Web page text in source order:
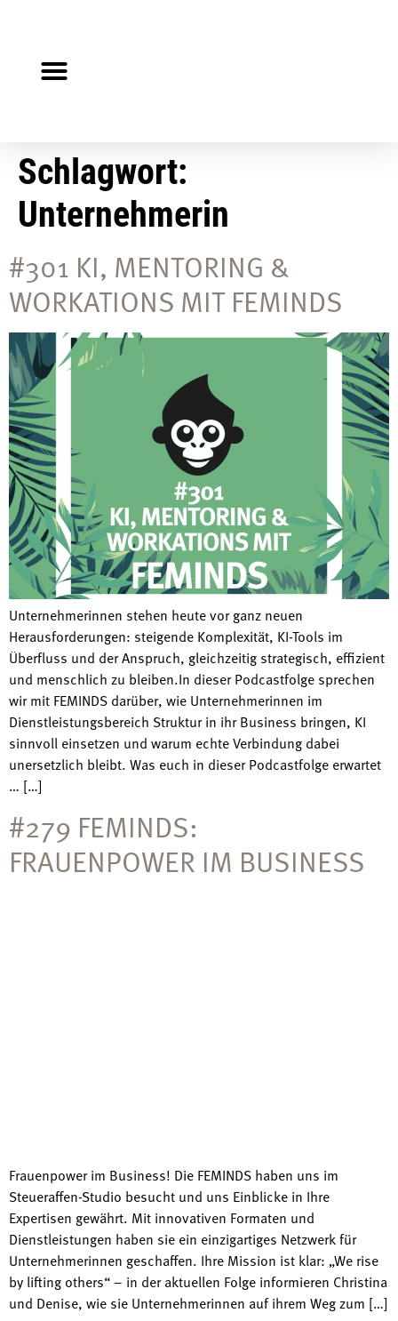
Schlagwort:
Unternehmerin
#301 KI, MENTORING &
WORKATIONS MIT FEMINDS
Unternehmerinnen stehen heute vor ganz neuen
Herausforderungen: steigende Komplexität, KI-Tools im
Überfluss und der Anspruch, gleichzeitig strategisch, effizient
und menschlich zu bleiben.In dieser Podcastfolge sprechen
wir mit FEMINDS darüber, wie Unternehmerinnen im
Dienstleistungsbereich Struktur in ihr Business bringen, KI
sinnvoll einsetzen und warum echte Verbindung dabei
unersetzlich bleibt. Was euch in dieser Podcastfolge erwartet
… […]
#279 FEMINDS:
FRAUENPOWER IM BUSINESS
Frauenpower im Business! Die FEMINDS haben uns im
Steueraffen-Studio besucht und uns Einblicke in Ihre
Expertisen gewährt. Mit innovativen Formaten und
Dienstleistungen haben sie ein einzigartiges Netzwerk für
Unternehmerinnen geschaffen. Ihre Mission ist klar: „We rise
by lifting others“ – in der aktuellen Folge informieren Christina
und Denise, wie sie Unternehmerinnen auf ihrem Weg zum […]